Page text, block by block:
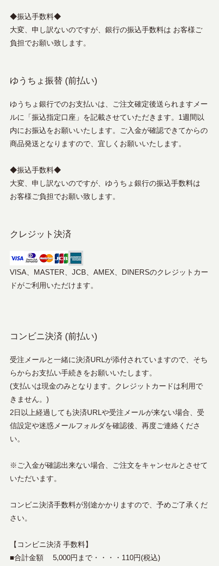
◆振込手数料◆
大変、申し訳ないのですが、銀行の振込手数料は お客様ご
負担でお願い致します。
ゆうちょ振替 (前払い)
ゆうちょ銀行でのお支払いは、ご注文確定後送られますメー
ルに「振込指定口座」を記載させていただきます。1週間以
内にお振込をお願いいたします。ご入金が確認できてからの
商品発送となりますので、宜しくお願いいたします。
◆振込手数料◆
大変、申し訳ないのですが、ゆうちょ銀行の振込手数料は
お客様ご負担でお願い致します。
クレジット決済
VISA、MASTER、JCB、AMEX、DINERSのクレジットカー
ドがご利用いただけます。
コンビニ決済 (前払い)
受注メールと一緒に決済URLが添付されていますので、そち
らからお支払い手続きをお願いいたします。
(支払いは現金のみとなります。クレジットカードは利用で
きません。)
2日以上経過しても決済URLや受注メールが来ない場合、受
信設定や迷惑メールフォルダを確認後、再度ご連絡くださ
い。
※ご入金が確認出来ない場合、ご注文をキャンセルとさせて
いただいます。
コンビニ決済手数料が別途かかりますので、予めご了承くだ
さい。
【コンビニ決済 手数料】
■合計金額 5,000円まで・・・・110円(税込)